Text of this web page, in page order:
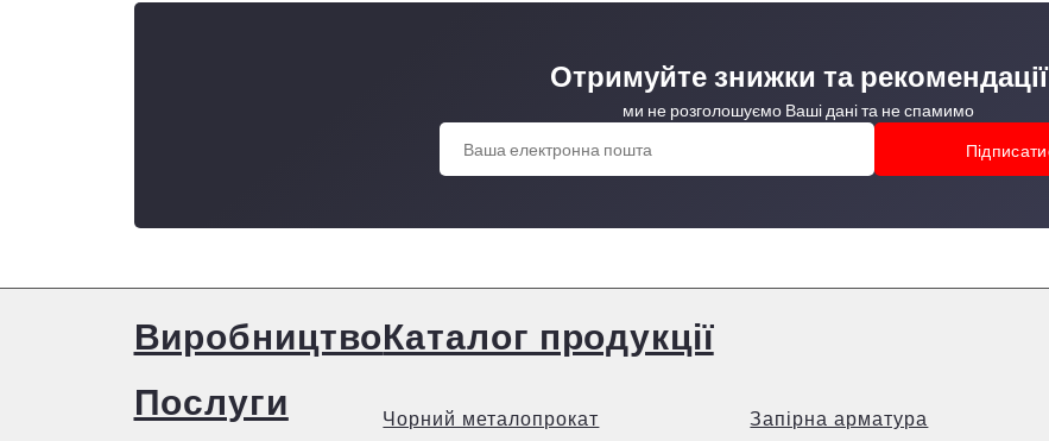
Отримуйте знижки та рекомендації
ми не розголошуємо Ваші дані та не спамимо
Виробництво
Послуги
Каталог продукції
Чорний металопрокат
Запірна арматура